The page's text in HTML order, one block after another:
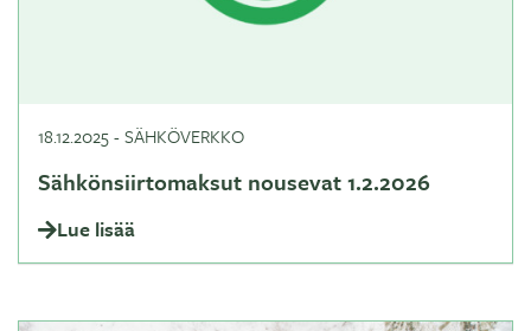
18.12.2025-SÄHKÖVERKKO
Sähkönsiirtomaksut nousevat 1.2.2026
Lue lisää